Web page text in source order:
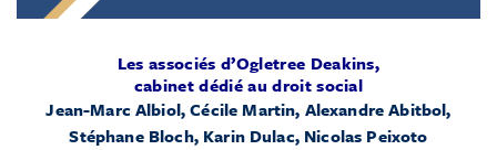
Les associésd’Ogletree Deakins,
cabinet dédié au droit social
Jean-Marc Albiol, Cécile Martin, Alexandre Abitbol,
Stéphane Bloch, Karin Dulac, Nicolas Peixoto